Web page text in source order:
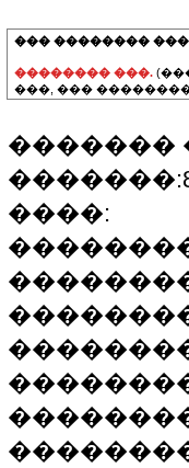
��� ��������
�������� ���.
���, ���
�������
�������:8
����: